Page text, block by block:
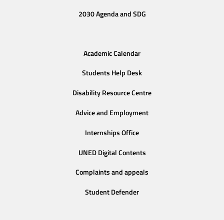
2030 Agenda and SDG
Academic Calendar
Students Help Desk
Disability Resource Centre
Advice and Employment
Internships Office
UNED Digital Contents
Complaints and appeals
Student Defender